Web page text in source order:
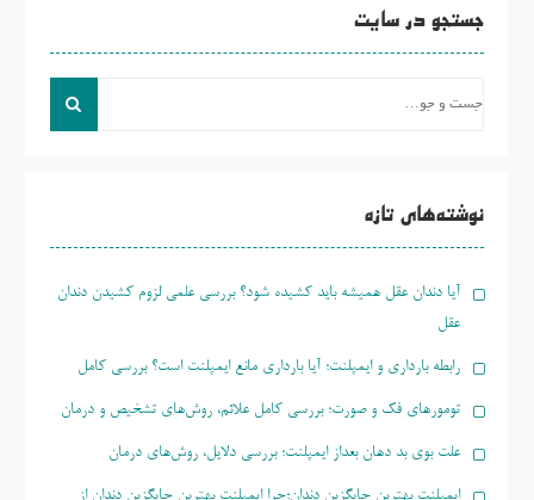
جستجو در سایت
نوشته‌های تازه
آیا دندان عقل همیشه باید کشیده شود؟ بررسی علمی لزوم کشیدن دندان
عقل
رابطه بارداری و ایمپلنت؛ آیا بارداری مانع ایمپلنت است؟ بررسی کامل
تومورهای فک و صورت؛ بررسی کامل علائم، روش‌های تشخیص و درمان
علت بوی بد دهان بعداز ایمپلنت؛ بررسی دلایل، روش‌های درمان
ایمپلنت بهترین جایگزین دندان؛چرا ایمپلنت بهترین جایگزین دندان از